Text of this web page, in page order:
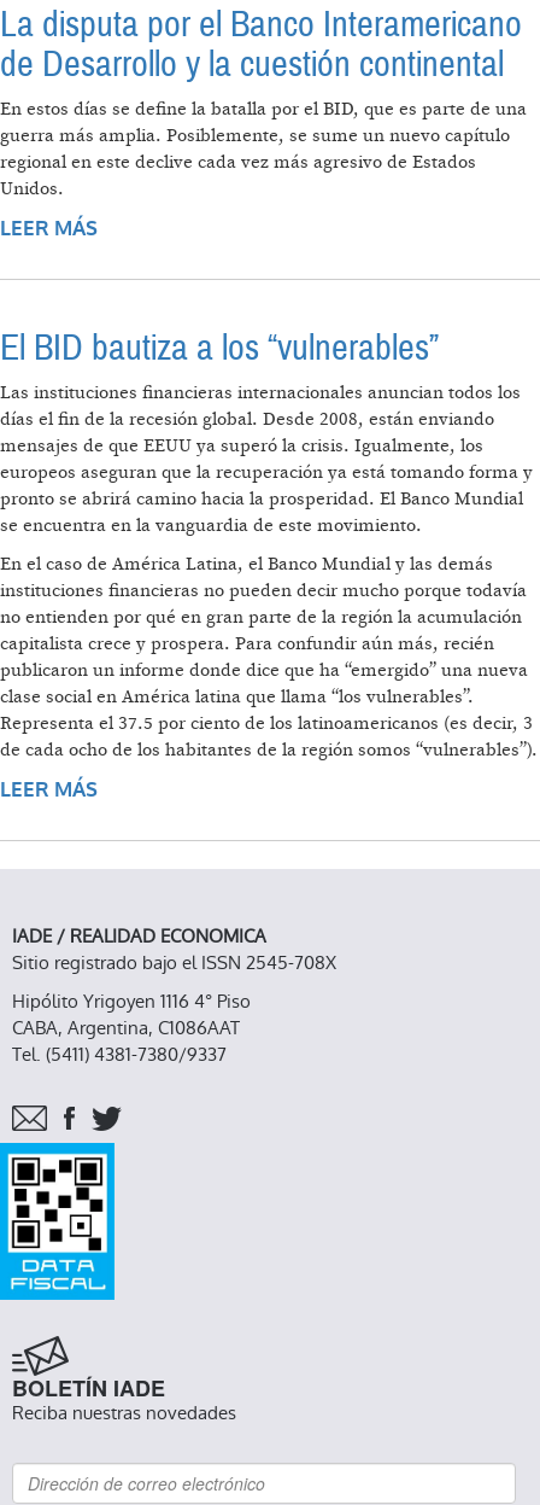
La disputa por el Banco Interamericano
de Desarrollo y la cuestión continental
En estos días se define la batalla por el BID, que es parte de una
guerra más amplia. Posiblemente, se sume un nuevo capítulo
regional en este declive cada vez más agresivo de Estados
Unidos.
LEER MÁS
CUESTIÓN CONTINENTAL
El BID bautiza a los “vulnerables”
Las instituciones financieras internacionales anuncian todos los
días el fin de la recesión global. Desde 2008, están enviando
mensajes de que EEUU ya superó la crisis. Igualmente, los
europeos aseguran que la recuperación ya está tomando forma y
pronto se abrirá camino hacia la prosperidad. El Banco Mundial
se encuentra en la vanguardia de este movimiento.
En el caso de América Latina, el Banco Mundial y las demás
instituciones financieras no pueden decir mucho porque todavía
no entienden por qué en gran parte de la región la acumulación
capitalista crece y prospera. Para confundir aún más, recién
publicaron un informe donde dice que ha “emergido” una nueva
clase social en América latina que llama “los vulnerables”.
Representa el 37.5 por ciento de los latinoamericanos (es decir, 3
de cada ocho de los habitantes de la región somos “vulnerables”).
LEER MÁS
IADE / REALIDAD ECONOMICA
Sitio registrado bajo el ISSN 2545-708X
Hipólito Yrigoyen 1116 4° Piso
CABA, Argentina, C1086AAT
Tel. (5411) 4381-7380/9337
BOLETÍN IADE
Reciba nuestras novedades